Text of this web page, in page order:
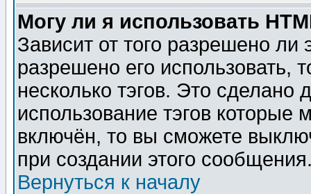
Могу ли я использовать
Зависит от того разрешено
разрешено его использовать,
несколько тэгов. Это сделано
использование тэгов
включён, то вы сможете
при создании этого
Вернуться к началу